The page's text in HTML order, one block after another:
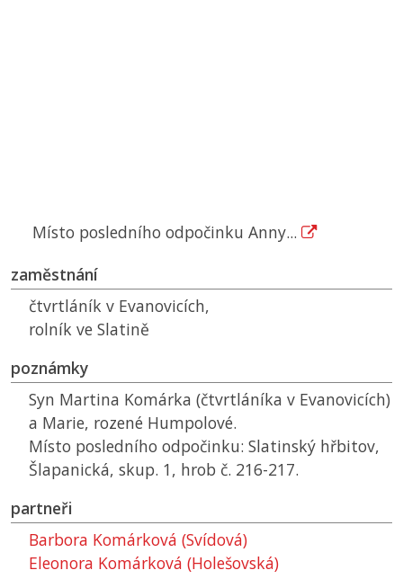
Místo posledního odpočinku Anny...
zaměstnání
čtvrtláník v Evanovicích,
rolník ve Slatině
poznámky
Syn Martina Komárka (čtvrtláníka v Evanovicích)
a Marie, rozené Humpolové.
Místo posledního odpočinku: Slatinský hřbitov,
Šlapanická, skup. 1, hrob č. 216-217.
partneři
Barbora Komárková (Svídová)
Eleonora Komárková (Holešovská)